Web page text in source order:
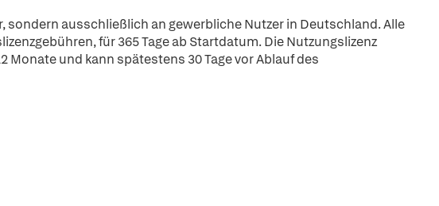
ausschließlich an gewerbliche Nutzer in Deutschland. Alle
für 365 Tage ab Startdatum. Die Nutzungslizenz
und kann spätestens 30 Tage vor Ablauf des